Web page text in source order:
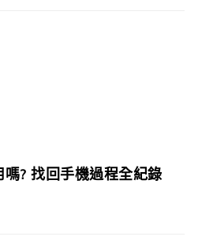
? 找回手機過程全紀錄